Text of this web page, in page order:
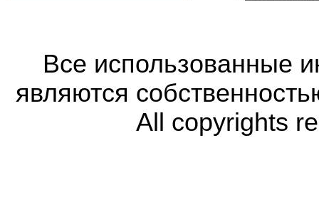
Все использованные
являются
All copyrights